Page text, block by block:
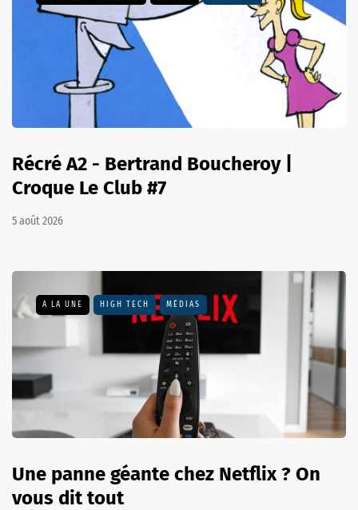
Récré A2 - Bertrand Boucheroy |
Croque Le Club #7
5 août 2026
A LA UNE HIGH TECH MÉDIAS
Une panne géante chez Netflix ? On
vous dit tout